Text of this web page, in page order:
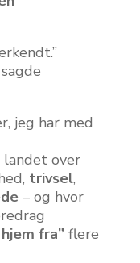
jeg har med
landet over
trivsel,
– og hvor
fra” flere